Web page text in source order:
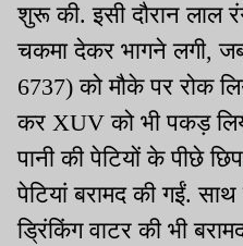
शुरू की. इसी दौरान लाल
चकमा देकर भागने लगी,
6737) को मौके पर रोक
कर XUV को भी पकड़
पानी की पेटियों के पीछे
पेटियां बरामद की गईं.
ड्रिंकिंग वाटर की भी